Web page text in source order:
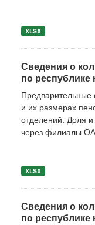
XLSX
Сведения о
по республике
Предварительные
и их размерах
отделений. Доля и
через филиалы
XLSX
Сведения о
по республике